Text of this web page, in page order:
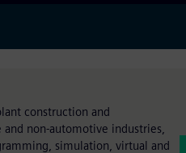
construction and
non-automotive industries,
simulation, virtual and